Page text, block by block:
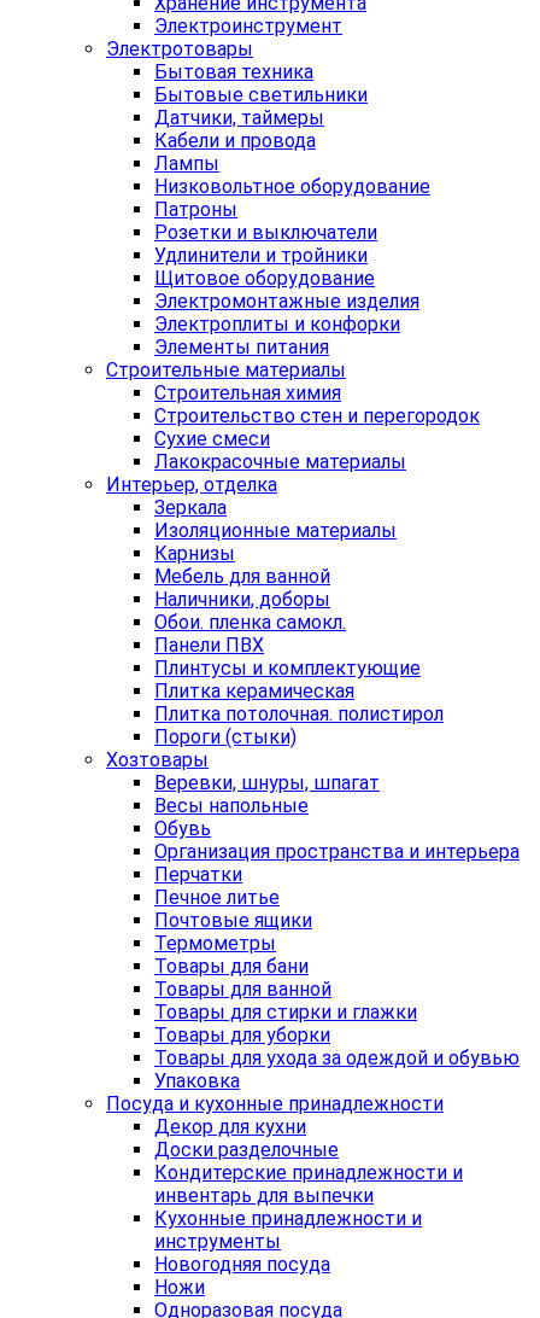
Электроинструмент
Электротовары
Бытовая техника
Бытовые светильники
Датчики, таймеры
Кабели и провода
Лампы
Низковольтное оборудование
Патроны
Розетки и выключатели
Удлинители и тройники
Щитовое оборудование
Электромонтажные изделия
Электроплиты и конфорки
Элементы питания
Строительные материалы
Строительная химия
Строительство стен и перегородок
Сухие смеси
Лакокрасочные материалы
Интерьер, отделка
Зеркала
Изоляционные материалы
Карнизы
Мебель для ванной
Наличники, доборы
Обои. пленка самокл.
Панели ПВХ
Плинтусы и комплектующие
Плитка керамическая
Плитка потолочная. полистирол
Пороги (стыки)
Хозтовары
Веревки, шнуры, шпагат
Весы напольные
Обувь
Организация пространства и интерьера
Перчатки
Печное литье
Почтовые ящики
Термометры
Товары для бани
Товары для ванной
Товары для стирки и глажки
Товары для уборки
Товары для ухода за одеждой и обувью
Упаковка
Посуда и кухонные принадлежности
Декор для кухни
Доски разделочные
Кондитерские принадлежности и
инвентарь для выпечки
Кухонные принадлежности и
инструменты
Новогодняя посуда
Ножи
Одноразовая посуда